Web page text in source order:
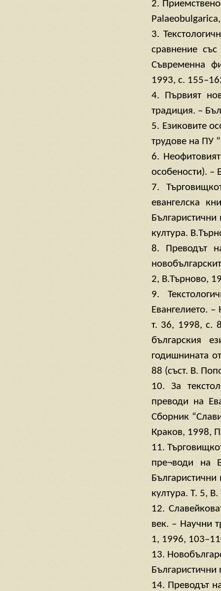
2.
3.
сравнение
Съвременна
1993, с.
4. Първият
традиция. –
5. Езиковите
трудове на ПУ
6.
особености). –
7.
евангелска
култура.
8. Преводът
2, В.Търново,
9.
Евангелието.
т. 36, 1998, с.
българския
годишнината
88 (съст. В.
10. За
преводи на
Сборник
Краков, 1998,
11.
пре¬води на
култура. Т. 5,
12.
век. – Научни
1, 1996,
13.
14. Преводът